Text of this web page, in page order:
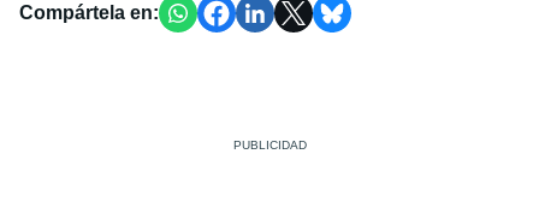
Compártela en: